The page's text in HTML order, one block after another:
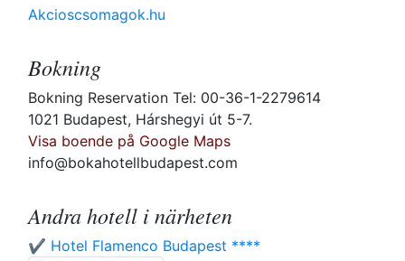
Akcioscsomagok.hu
Bokning
Bokning Reservation Tel: 00-36-1-2279614
1021 Budapest, Hárshegyi út 5-7.
Visa boende på Google Maps
info@bokahotellbudapest.com
Andra hotell i närheten
✔️ Hotel Flamenco Budapest ****